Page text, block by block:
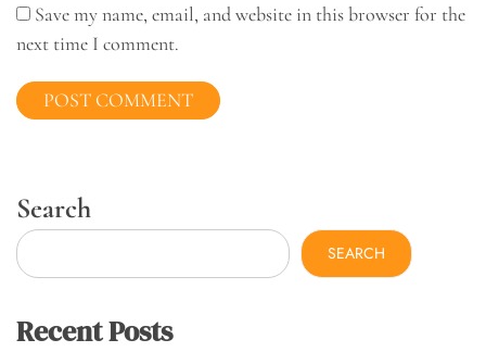
Save my name, email, and website in this browser for the
next time I comment.
Search
SEARCH
Recent Posts